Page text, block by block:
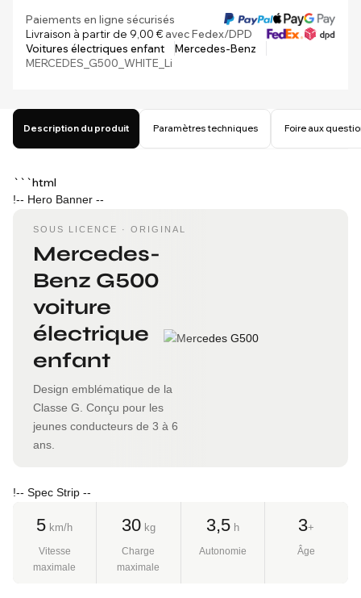
Paiements en ligne sécurisés
Livraison à partir de 9,00 €avec Fedex/DPD
Voitures électriques enfant
Mercedes-Benz
MERCEDES_G500_WHITE_Li
Description du produit Paramètres techniques Foire aux
```html
!-- Hero Banner --
SOUS LICENCE · ORIGINAL
Mercedes-
Benz G500
voiture
électrique
enfant
Design emblématique de la
Classe G. Conçu pour les
jeunes conducteurs de 3 à 6
ans.
!-- Spec Strip --
5 km/h
Vitesse
maximale
30kg
Charge
maximale
3,5h
Autonomie
3+
Âge